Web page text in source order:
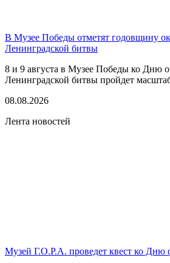
В Музее Победы отметят годовщину
Ленинградской битвы
8 и 9 августа в Музее Победы ко Дню
Ленинградской битвы пройдет
08.08.2026
Лента новостей
Музей Г.О.Р.А. проведет квест ко Дню